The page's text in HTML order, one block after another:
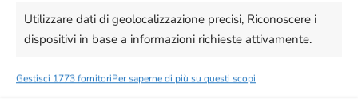
Utilizzare dati di geolocalizzazione precisi, Riconoscere i
dispositivi in base a informazioni richieste attivamente.
Garantire la sicurezza, prevenire e rilevare
Gestisci 1773 fornitoriPer saperne di più su questi scopi
Termini e condizioni